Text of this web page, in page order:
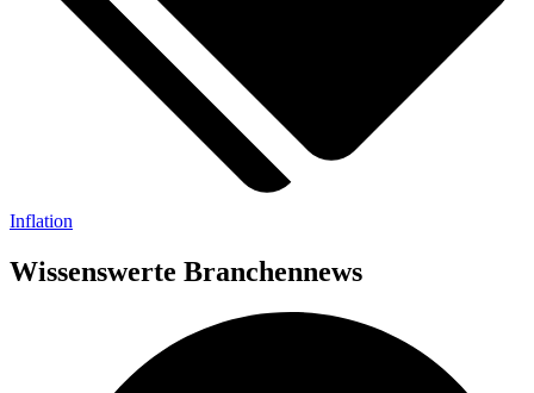
Inflation
Wissenswerte Branchennews